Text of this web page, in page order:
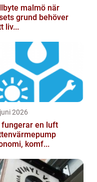
malmö när
grund behöver
liv...
2026
fungerar en luft
komf...